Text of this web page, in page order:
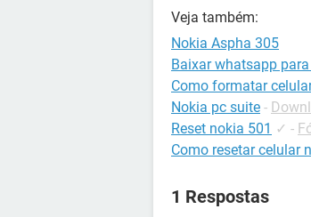
Veja também:
Nokia Aspha 305
Baixar whatsapp
Como formatar
Nokia pc suite -
Reset nokia 501 ✓ -
Como resetar celular
1 Respostas